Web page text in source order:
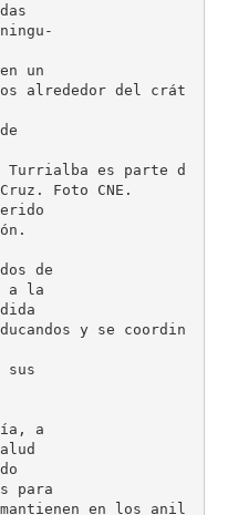
un
alrededor del crát
es parte d
Foto CNE.
de
a la
y se coordin
sus
a
para
en los anil